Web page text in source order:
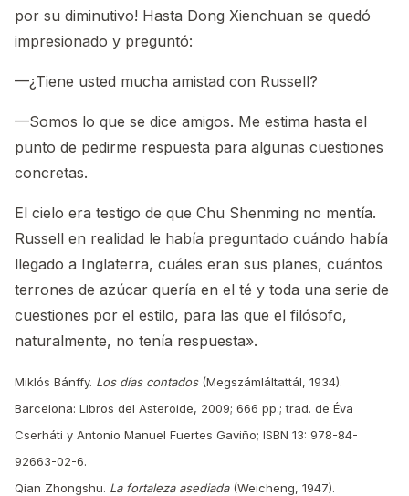
por su diminutivo! Hasta Dong Xienchuan se quedó
impresionado y preguntó:
—¿Tiene usted mucha amistad con Russell?
—Somos lo que se dice amigos. Me estima hasta el
punto de pedirme respuesta para algunas cuestiones
concretas.
El cielo era testigo de que Chu Shenming no mentía.
Russell en realidad le había preguntado cuándo había
llegado a Inglaterra, cuáles eran sus planes, cuántos
terrones de azúcar quería en el té y toda una serie de
cuestiones por el estilo, para las que el filósofo,
naturalmente, no tenía respuesta».
Miklós Bánffy. Los días contados(Megszámláltattál, 1934).
Barcelona: Libros del Asteroide, 2009; 666 pp.; trad. de Éva
Cserháti y Antonio Manuel Fuertes Gaviño; ISBN 13: 978-84-
92663-02-6.
Qian Zhongshu. La fortaleza asediada(Weicheng, 1947).